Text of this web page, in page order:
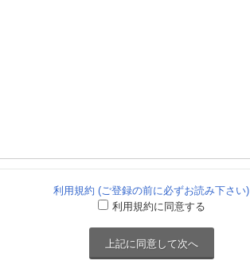
利用規約 (ご登録の前に必ずお読み下さい)
利用規約に同意する